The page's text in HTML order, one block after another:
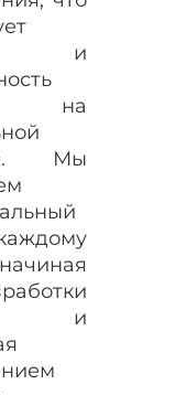
и
на
Мы
и